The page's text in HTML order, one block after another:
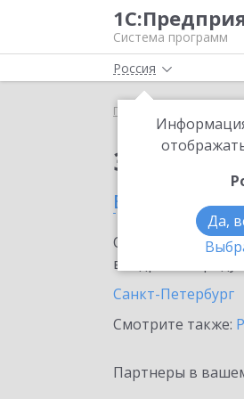
Система программ
Россия
Да,
Главная
Заказать
в Санкт-
Ознакомьтесь с
внедрение
Санкт-Петербург
Смотрите также:
Партнеры в